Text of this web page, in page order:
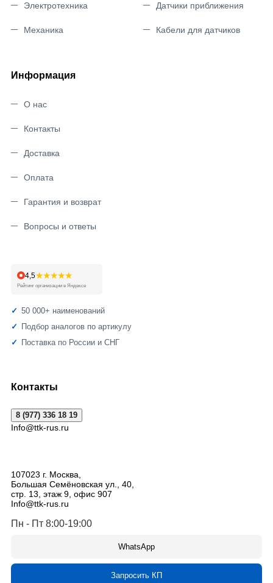
Электротехника
Механика
Датчики приближения
Кабели для датчиков
Информация
О нас
Контакты
Доставка
Оплата
Гарантия и возврат
Вопросы и ответы
4,5★★★★★
Рейтинг организации в Яндексе
50 000+ наименований
Подбор аналогов по артикулу
Поставка по России и СНГ
Контакты
8 (977) 336 18 19
Info@ttk-rus.ru
107023 г. Москва,
Большая Семёновская ул., 40,
стр. 13, этаж 9, офис 907
Info@ttk-rus.ru
Пн - Пт 8:00-19:00
WhatsApp
Запросить КП